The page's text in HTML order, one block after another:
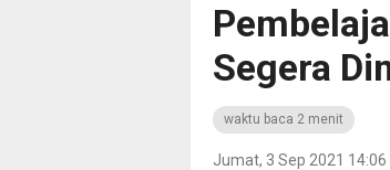
Segera
waktu baca 2 menit
Jumat, 3 Sep 2021 14:06